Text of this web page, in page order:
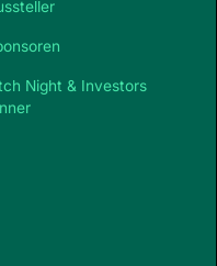
Night & Investors